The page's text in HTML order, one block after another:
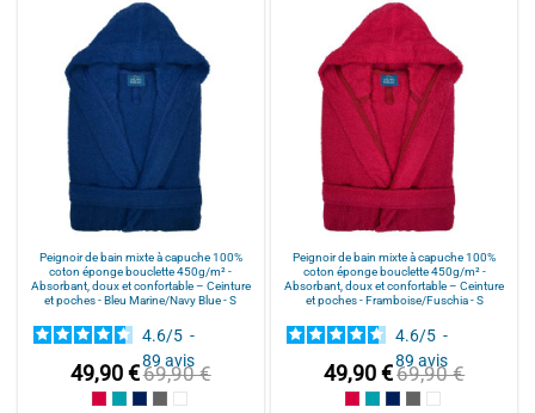
Peignoir de bain mixte à capuche 100%
coton éponge bouclette 450g/m² -
Absorbant, doux et confortable – Ceinture
et poches - Bleu Marine/Navy Blue - S
4.6/5 -
89 avis
49,90 €69,90 €
Framboise/Fuschia
Bleu Canard
Bleu Marine/Navy Blue
Gris/Grey
Blanc/White
Peignoir de bain mixte à capuche 100%
coton éponge bouclette 450g/m² -
Absorbant, doux et confortable – Ceinture
et poches - Framboise/Fuschia - S
4.6/5 -
89avis
49,90 €69,90 €
Framboise/Fuschia
Bleu Canard
Bleu Marine/Navy
Gris/Grey
Blanc/White